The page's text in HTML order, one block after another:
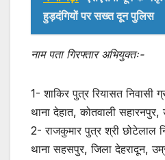
हुड़दंगियों पर सख्त दून पुलिस
नाम पता गिरफ्तार अभियुक्तः-
1- शाकिर पुत्र रियासत निवासी
थाना देहात, कोतवाली
2- राजकुमार पुत्र श्री छोटेलाल
थाना सहसपुर, जिला देहरादून,